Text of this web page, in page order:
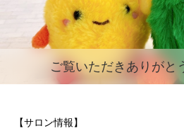
ご覧いただきありがと
【サロン情報】